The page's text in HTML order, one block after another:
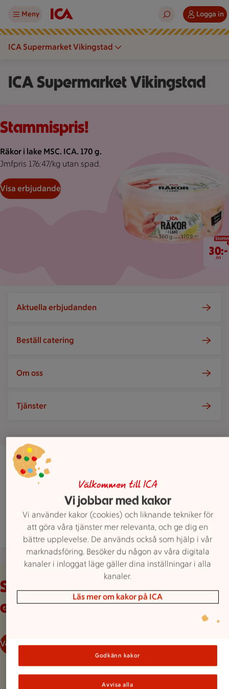
Meny Logga in
ICA Supermarket Vikingstad
ICA Supermarket Vikingstad
Stammispris!
Räkor i lake MSC. ICA. 170 g.
Jmfpris 176:47/kg utan spad.
Visa erbjudande
30 kr/st
30:-
/st
Aktuella erbjudanden
Beställ catering
Om oss
Tjänster
ICA Supermarket Vikingstad är öppen nu,
ÖppetStänger 21
Hitta hit 013 80060 Mejla butiken
Mer butiksinfo
Veckans reklamblad
Se våra aktuella
erbjudanden
Veckans reklamblad
Välkommen till ICA
Vi jobbar med kakor
Vi använder kakor (cookies) och liknande tekniker för
att göra våra tjänster mer relevanta, och ge dig en
bättre upplevelse. De används också som hjälp i vår
marknadsföring. Besöker du någon av våra digitala
kanaler i inloggat läge gäller dina inställningar i alla
kanaler.
Läs mer om kakor på ICA
Godkänn kakor
Avvisa alla